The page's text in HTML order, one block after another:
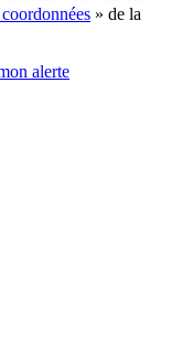
» de la
alerte